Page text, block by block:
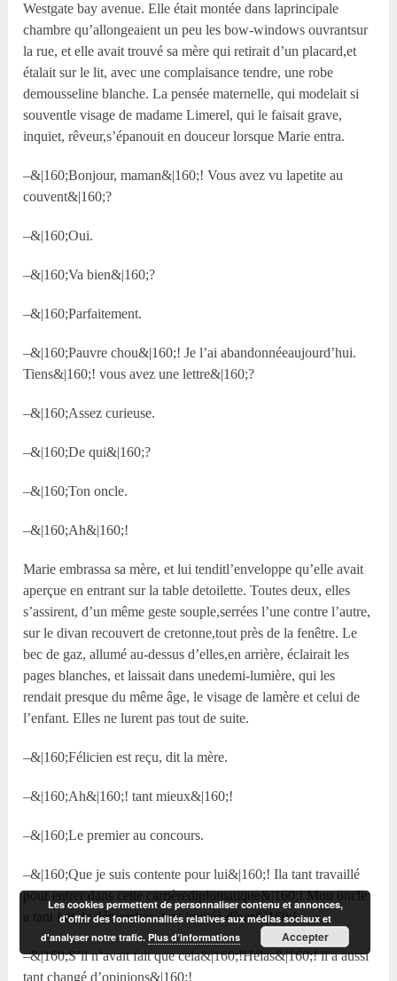
Westgate bay avenue. Elle était montée dans laprincipale
chambre qu’allongeaient un peu les bow-windows ouvrantsur
la rue, et elle avait trouvé sa mère qui retirait d’un placard,et
étalait sur le lit, avec une complaisance tendre, une robe
demousseline blanche. La pensée maternelle, qui modelait si
souventle visage de madame Limerel, qui le faisait grave,
inquiet, rêveur,s’épanouit en douceur lorsque Marie entra.
–&|160;Bonjour, maman&|160;! Vous avez vu lapetite au
couvent&|160;?
–&|160;Oui.
–&|160;Va bien&|160;?
–&|160;Parfaitement.
–&|160;Pauvre chou&|160;! Je l’ai abandonnéeaujourd’hui.
Tiens&|160;! vous avez une lettre&|160;?
–&|160;Assez curieuse.
–&|160;De qui&|160;?
–&|160;Ton oncle.
–&|160;Ah&|160;!
Marie embrassa sa mère, et lui tenditl’enveloppe qu’elle avait
aperçue en entrant sur la table detoilette. Toutes deux, elles
s’assirent, d’un même geste souple,serrées l’une contre l’autre,
sur le divan recouvert de cretonne,tout près de la fenêtre. Le
bec de gaz, allumé au-dessus d’elles,en arrière, éclairait les
pages blanches, et laissait dans unedemi-lumière, qui les
rendait presque du même âge, le visage de lamère et celui de
l’enfant. Elles ne lurent pas tout de suite.
–&|160;Félicien est reçu, dit la mère.
–&|160;Ah&|160;! tant mieux&|160;!
–&|160;Le premier au concours.
–&|160;Que je suis contente pour lui&|160;! Ila tant travaillé
pour entrer dans cette carrièrediplomatique&|160;! Mon oncle
a tant fait de démarches, tant invitéà dîner&|160;!
–&|160;S’il n’avait fait que cela&|160;!Hélas&|160;! il a aussi
tant changé d’opinions&|160;!
Les cookies permettent de personnaliser contenu et annonces,
d'offrir des fonctionnalités relatives aux médias sociaux et
d'analyser notre trafic.Plus d’informations Accepter